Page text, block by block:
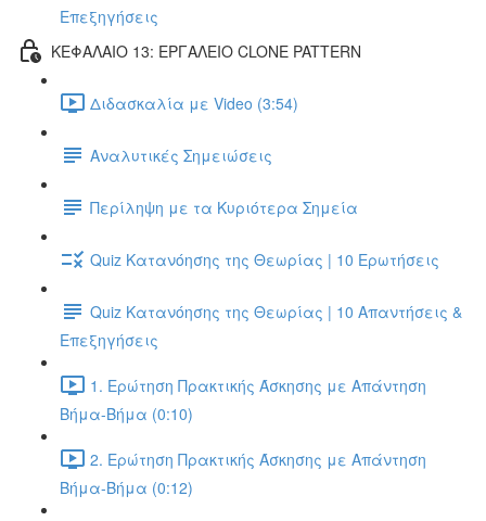
Επεξηγήσεις
ΚΕΦΑΛΑΙΟ 13: ΕΡΓΑΛΕΙΟ CLONE PATTERN
Διδασκαλία με Video (3:54)
Αναλυτικές Σημειώσεις
Περίληψη με τα Κυριότερα Σημεία
Quiz Κατανόησης της Θεωρίας | 10 Ερωτήσεις
Quiz Κατανόησης της Θεωρίας | 10 Απαντήσεις &
Επεξηγήσεις
1. Ερώτηση Πρακτικής Άσκησης με Απάντηση
Βήμα-Βήμα (0:10)
2. Ερώτηση Πρακτικής Άσκησης με Απάντηση
Βήμα-Βήμα (0:12)